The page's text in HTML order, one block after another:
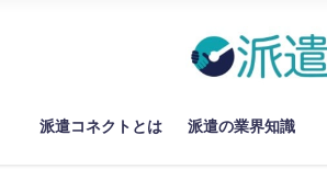
派遣コネクトとは 派遣の業界知識